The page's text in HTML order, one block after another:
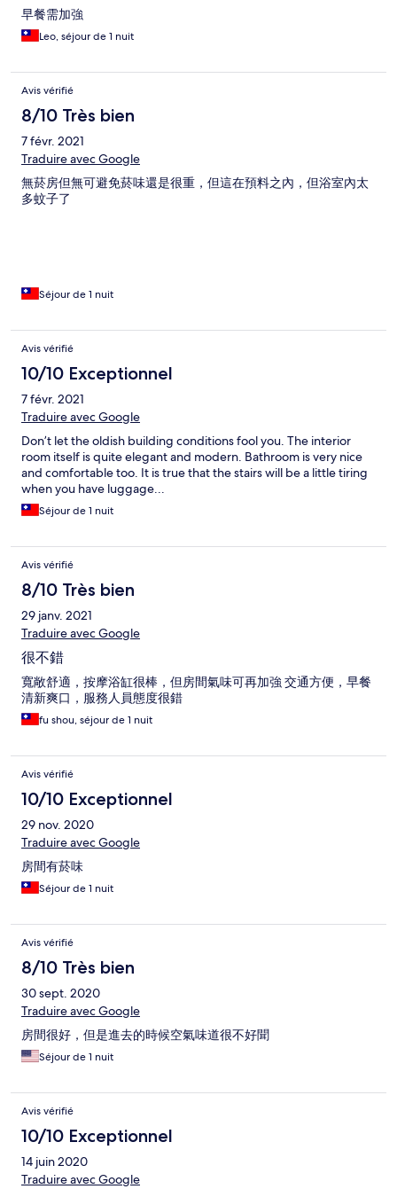
早餐需加強
Leo, séjour de 1 nuit
Avis vérifié
8/10 Très bien
7 févr. 2021
Traduire avec Google
無菸房但無可避免菸味還是很重，但這在預料之內，但浴室內太
多蚊子了
Séjour de 1 nuit
Avis vérifié
10/10 Exceptionnel
7 févr. 2021
Traduire avec Google
Don’t let the oldish building conditions fool you. The interior
room itself is quite elegant and modern. Bathroom is very nice
and comfortable too. It is true that the stairs will be a little tiring
when you have luggage...
Séjour de 1 nuit
Avis vérifié
8/10 Très bien
29 janv. 2021
Traduire avec Google
很不錯
寬敞舒適，按摩浴缸很棒，但房間氣味可再加強 交通方便，早餐
清新爽口，服務人員態度很錯
fu shou, séjour de 1 nuit
Avis vérifié
10/10 Exceptionnel
29 nov. 2020
Traduire avec Google
房間有菸味
Séjour de 1 nuit
Avis vérifié
8/10 Très bien
30 sept. 2020
Traduire avec Google
房間很好，但是進去的時候空氣味道很不好聞
Séjour de 1 nuit
Avis vérifié
10/10 Exceptionnel
14 juin 2020
Traduire avec Google